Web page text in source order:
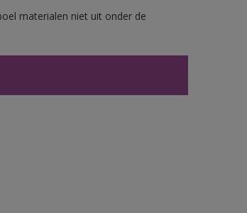
materialen niet uit onder de